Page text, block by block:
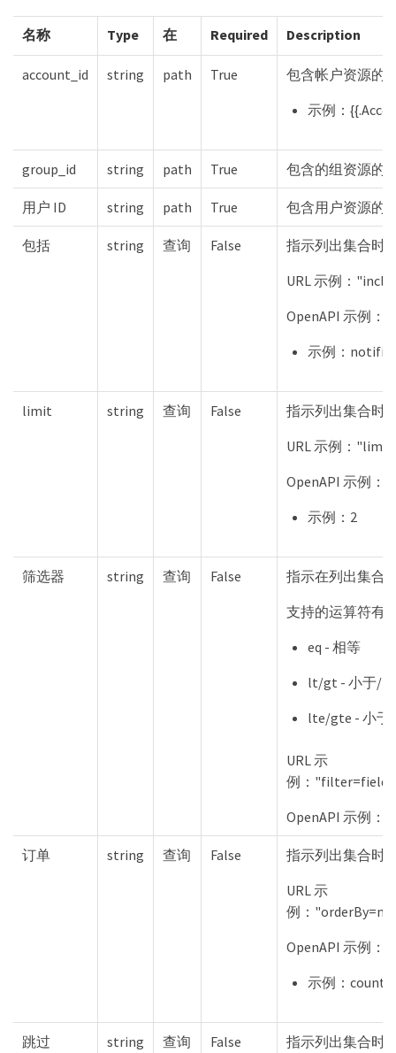
名称 Type 在 Required Description
account_id string path True
包含帐户资源的
示例：
group_id string path True 包含的组资源的
用户 ID string path True 包含用户资源的
包括 string 查询 False
指示列出集合时
URL 示例：
OpenAPI 示例：
示例：
limit string 查询 False
指示列出集合时
URL 示例：
OpenAPI 示例：
示例：2
筛选器 string 查询 False
指示在列出集合
支持的运算符有
eq - 相等
lt/gt - 小于/
lte/gte - 小于
URL 示
例：
OpenAPI 示例：
订单 string 查询 False
指示列出集合时
URL 示
例：
OpenAPI 示例：
示例：
跳过 string 查询 False 指示列出集合时